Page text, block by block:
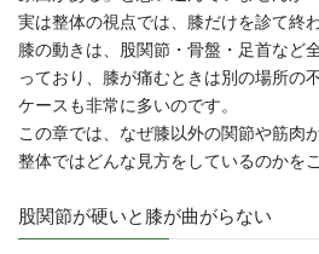
実は整体の視点では、膝だけを診て終
膝の動きは、股関節・骨盤・足首など
っており、膝が痛むときは別の場所の
ケースも非常に多いのです。
この章では、なぜ膝以外の関節や筋肉
整体ではどんな見方をしているのかを
股関節が硬いと膝が曲がらない